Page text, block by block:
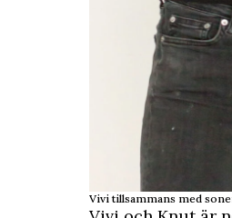
Vivi tillsammans med